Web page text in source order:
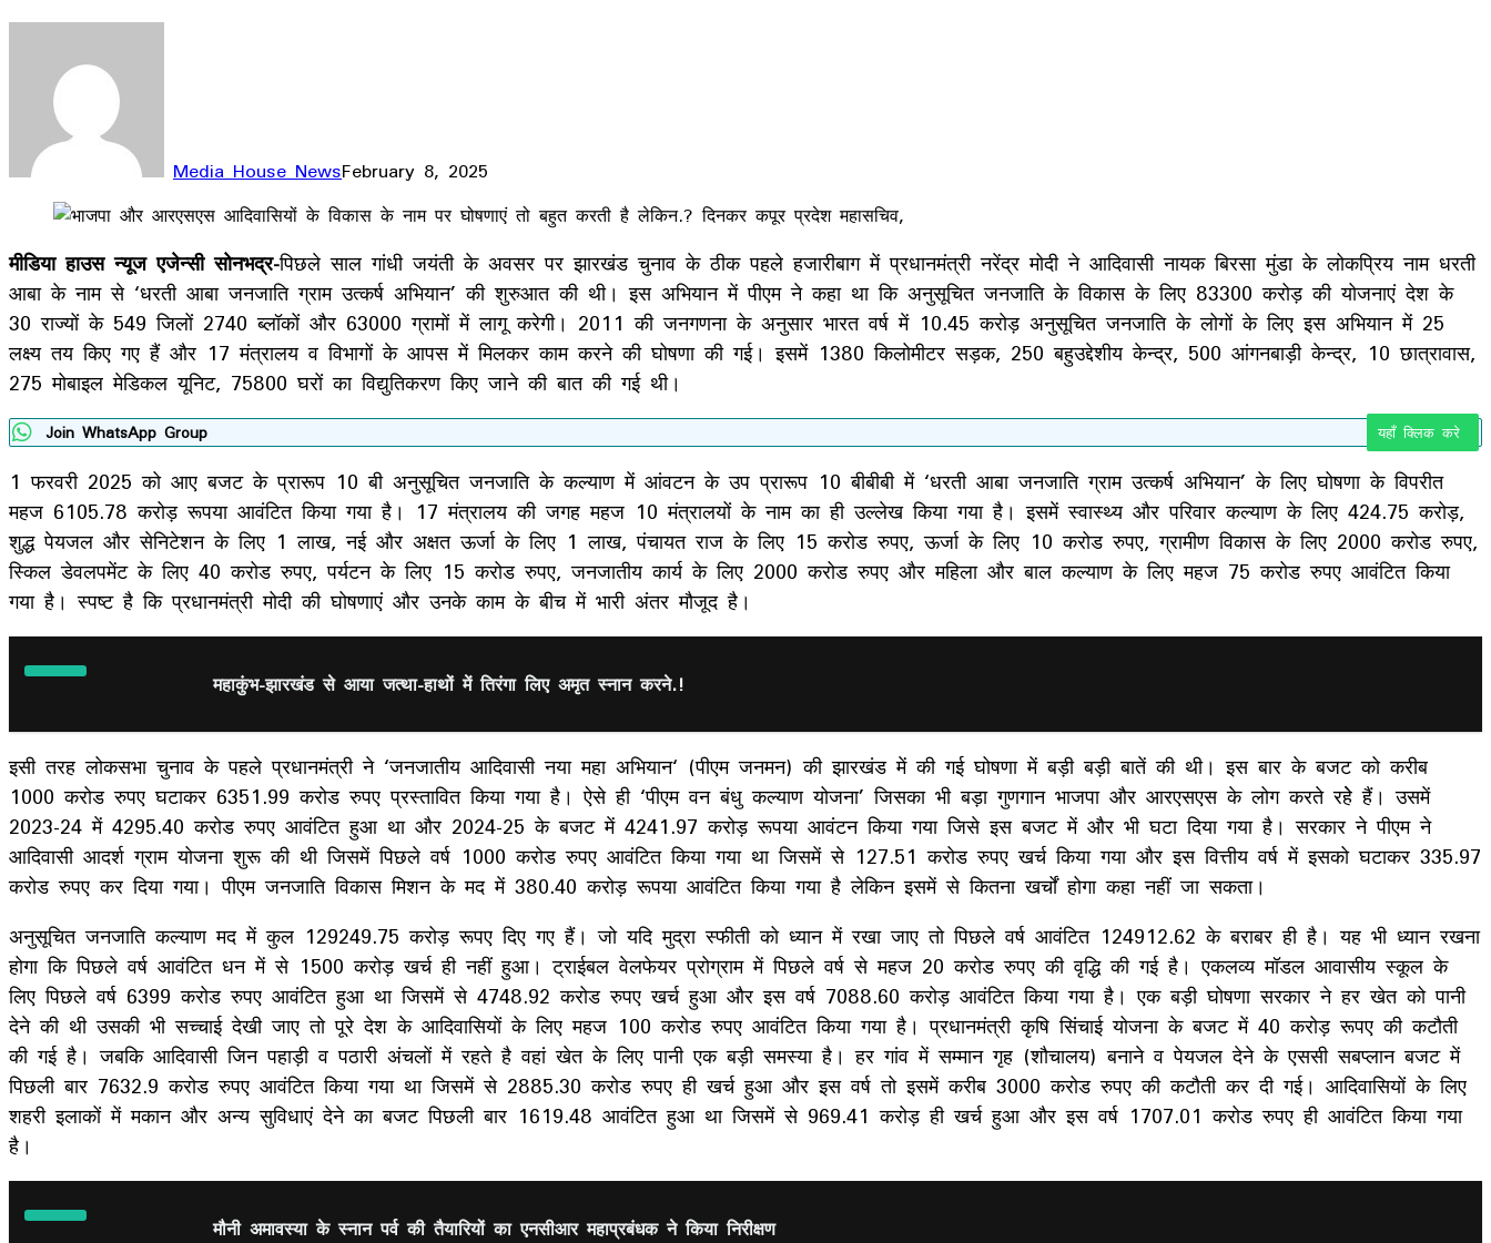
Media House NewsFebruary 8, 2025
Facebook
LinkedIn
WhatsApp
Telegram
मीडिया हाउस न्यूज एजेन्सी सोनभद्र-पिछले साल गांधी जयंती के अवसर पर झारखंड चुनाव के ठीक पहले हजारीबाग में प्रधानमंत्री नरेंद्र मोदी ने आदिवासी नायक बिरसा मुंडा के लोकप्रिय नाम धरती
आबा के नाम से ‘धरती आबा जनजाति ग्राम उत्कर्ष अभियान’ की शुरुआत की थी। इस अभियान में पीएम ने कहा था कि अनुसूचित जनजाति के विकास के लिए 83300 करोड़ की योजनाएं देश के
30 राज्यों के 549 जिलों 2740 ब्लॉकों और 63000 ग्रामों में लागू करेगी। 2011 की जनगणना के अनुसार भारत वर्ष में 10.45 करोड़ अनुसूचित जनजाति के लोगों के लिए इस अभियान में 25
लक्ष्य तय किए गए हैं और 17 मंत्रालय व विभागों के आपस में मिलकर काम करने की घोषणा की गई। इसमें 1380 किलोमीटर सड़क, 250 बहुउद्देशीय केन्द्र, 500 आंगनबाड़ी केन्द्र, 10 छात्रावास,
275 मोबाइल मेडिकल यूनिट, 75800 घरों का विद्युतिकरण किए जाने की बात की गई थी।
Join WhatsApp Group यहाँ क्लिक करे
1 फरवरी 2025 को आए बजट के प्रारूप 10 बी अनुसूचित जनजाति के कल्याण में आंवटन के उप प्रारूप 10 बीबीबी में ‘धरती आबा जनजाति ग्राम उत्कर्ष अभियान’ के लिए घोषणा के विपरीत
महज 6105.78 करोड़ रूपया आवंटित किया गया है। 17 मंत्रालय की जगह महज 10 मंत्रालयों के नाम का ही उल्लेख किया गया है। इसमें स्वास्थ्य और परिवार कल्याण के लिए 424.75 करोड़,
शुद्ध पेयजल और सेनिटेशन के लिए 1 लाख, नई और अक्षत ऊर्जा के लिए 1 लाख, पंचायत राज के लिए 15 करोड रुपए, ऊर्जा के लिए 10 करोड रुपए, ग्रामीण विकास के लिए 2000 करोड रुपए,
स्किल डेवलपमेंट के लिए 40 करोड रुपए, पर्यटन के लिए 15 करोड रुपए, जनजातीय कार्य के लिए 2000 करोड रुपए और महिला और बाल कल्याण के लिए महज 75 करोड रुपए आवंटित किया
गया है। स्पष्ट है कि प्रधानमंत्री मोदी की घोषणाएं और उनके काम के बीच में भारी अंतर मौजूद है।
महाकुंभ-झारखंड से आया जत्था-हाथों में तिरंगा लिए अमृत स्नान करने.!
इसी तरह लोकसभा चुनाव के पहले प्रधानमंत्री ने ‘जनजातीय आदिवासी नया महा अभियान‘ (पीएम जनमन) की झारखंड में की गई घोषणा में बड़ी बड़ी बातें की थी। इस बार के बजट को करीब
1000 करोड रुपए घटाकर 6351.99 करोड रुपए प्रस्तावित किया गया है। ऐसे ही ‘पीएम वन बंधु कल्याण योजना’ जिसका भी बड़ा गुणगान भाजपा और आरएसएस के लोग करते रहेे हैं। उसमें
2023-24 में 4295.40 करोड रुपए आवंटित हुआ था और 2024-25 के बजट में 4241.97 करोड़ रूपया आवंटन किया गया जिसे इस बजट में और भी घटा दिया गया है। सरकार ने पीएम ने
आदिवासी आदर्श ग्राम योजना शुरू की थी जिसमें पिछले वर्ष 1000 करोड रुपए आवंटित किया गया था जिसमें से 127.51 करोड रुपए खर्च किया गया और इस वित्तीय वर्ष में इसको घटाकर 335.97
करोड रुपए कर दिया गया। पीएम जनजाति विकास मिशन के मद में 380.40 करोड़ रूपया आवंटित किया गया है लेकिन इसमें से कितना खर्चों होगा कहा नहीं जा सकता।
अनुसूचित जनजाति कल्याण मद में कुल 129249.75 करोड़ रूपए दिए गए हैं। जो यदि मुद्रा स्फीती को ध्यान में रखा जाए तो पिछले वर्ष आवंटित 124912.62 के बराबर ही है। यह भी ध्यान रखना
होगा कि पिछले वर्ष आवंटित धन में से 1500 करोड़ खर्च ही नहीं हुआ। ट्राईबल वेलफेयर प्रोग्राम में पिछले वर्ष से महज 20 करोड रुपए की वृद्धि की गई है। एकलव्य मॉडल आवासीय स्कूल के
लिए पिछले वर्ष 6399 करोड रुपए आवंटित हुआ था जिसमें से 4748.92 करोड रुपए खर्च हुआ और इस वर्ष 7088.60 करोड़ आवंटित किया गया है। एक बड़ी घोषणा सरकार ने हर खेत को पानी
देने की थी उसकी भी सच्चाई देखी जाए तो पूरे देश के आदिवासियों के लिए महज 100 करोड रुपए आवंटित किया गया है। प्रधानमंत्री कृषि सिंचाई योजना के बजट में 40 करोड़ रूपए की कटौती
की गई है। जबकि आदिवासी जिन पहाड़ी व पठारी अंचलों में रहते है वहां खेत के लिए पानी एक बड़ी समस्या है। हर गांव में सम्मान गृह (शौचालय) बनाने व पेयजल देने के एससी सबप्लान बजट में
पिछली बार 7632.9 करोड रुपए आवंटित किया गया था जिसमें से 2885.30 करोड रुपए ही खर्च हुआ और इस वर्ष तो इसमें करीब 3000 करोड रुपए की कटौती कर दी गई। आदिवासियों के लिए
शहरी इलाकों में मकान और अन्य सुविधाएं देने का बजट पिछली बार 1619.48 आवंटित हुआ था जिसमें से 969.41 करोड़ ही खर्च हुआ और इस वर्ष 1707.01 करोड रुपए ही आवंटित किया गया
है।
मौनी अमावस्या के स्नान पर्व की तैयारियों का एनसीआर महाप्रबंधक ने किया निरीक्षण